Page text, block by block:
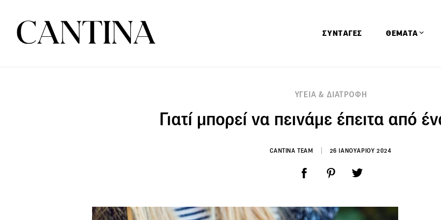
ΣΥΝΤΑΓΕΣ ΘΕΜΑΤΑ
Ειδήσεις
ΥΓΕΙΑ & ΔΙΑΤΡΟΦΗ
Γιατί μπορεί να πεινάμε έπειτα από
CANTINA TEAM 26 ΙΑΝΟΥΑΡΙΟΥ 2024